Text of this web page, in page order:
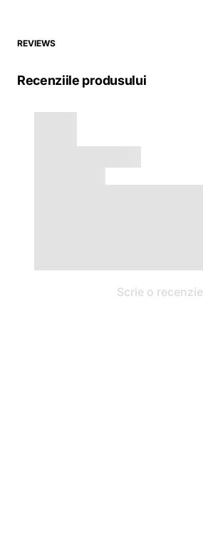
REVIEWS
Recenziile produsului
Scrie o recenzie